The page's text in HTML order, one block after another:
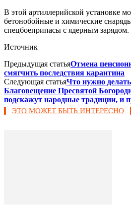
В этой артиллерийской установке
бетонобойные и химические
спецбоеприпасы с ядерным зарядом.
Источник
Предыдущая статьяОтмена
смягчить последствия карантина
Следующая статьяЧто нужно
Благовещение Пресвятой
подскажут народные традиции, и
ЭТО МОЖЕТ БЫТЬ ИНТЕРЕСНО